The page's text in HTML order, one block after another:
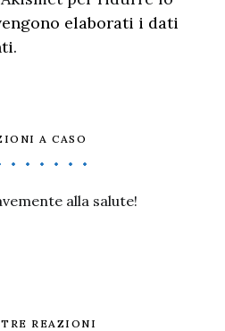
elaborati i dati
.
A CASO
alla salute!
REAZIONI